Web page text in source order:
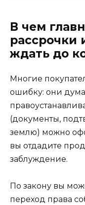
В чем
рассрочки
ждать до
Многие
ошибку: они
(документы,
землю) можно
вы отдадите
заблуждение.
По закону вы
переход права